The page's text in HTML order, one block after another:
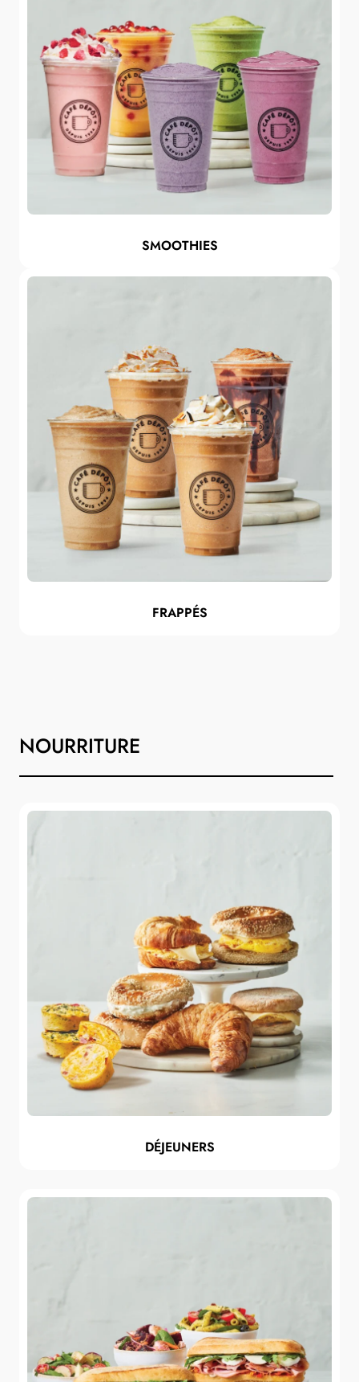
SMOOTHIES
FRAPPÉS
NOURRITURE
DÉJEUNERS